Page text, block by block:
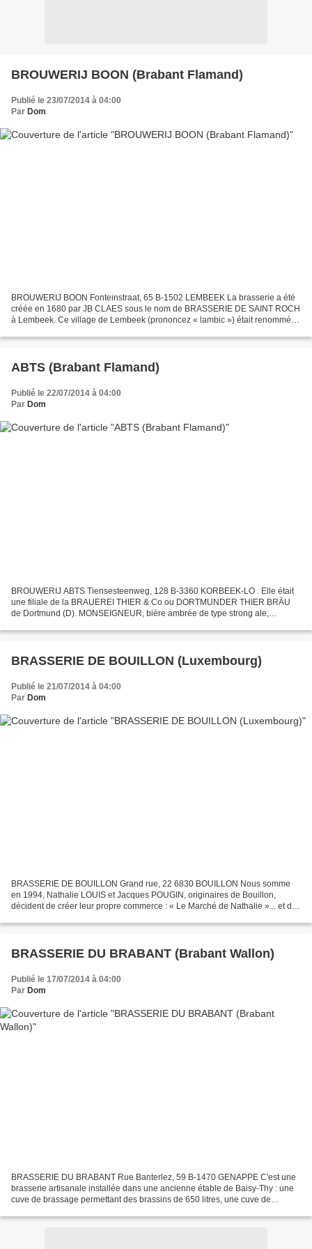
BROUWERIJ BOON (Brabant Flamand)
Publié le 23/07/2014 à 04:00
Par Dom
BROUWERIJ BOON Fonteinstraat, 65 B-1502 LEMBEEK La brasserie a été
créée en 1680 par JB CLAES sous le nom de BRASSERIE DE SAINT ROCH
à Lembeek. Ce village de Lembeek (prononcez « lambic ») était renommé
ABTS (Brabant Flamand)
Publié le 22/07/2014 à 04:00
Par Dom
BROUWERIJ ABTS Tiensesteenweg, 128 B-3360 KORBEEK-LO . Elle était
une filiale de la BRAUEREI THIER & Co ou DORTMUNDER THIER BRÄU
de Dortmund (D). MONSEIGNEUR, bière ambrée de type strong ale,
BRASSERIE DE BOUILLON (Luxembourg)
Publié le 21/07/2014 à 04:00
Par Dom
BRASSERIE DE BOUILLON Grand rue, 22 6830 BOUILLON Nous somme
en 1994, Nathalie LOUIS et Jacques POUGIN, originaires de Bouillon,
décident de créer leur propre commerce : « Le Marché de Nathalie »... et de
BRASSERIE DU BRABANT (Brabant Wallon)
Publié le 17/07/2014 à 04:00
Par Dom
BRASSERIE DU BRABANT Rue Banterlez, 59 B-1470 GENAPPE C'est une
brasserie artisanale installée dans une ancienne étable de Baisy-Thy : une
cuve de brassage permettant des brassins de 650 litres, une cuve de